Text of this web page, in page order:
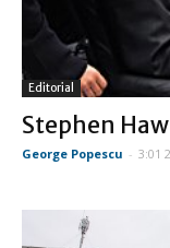
Editorial
Stephen
George Popescu - 3:01